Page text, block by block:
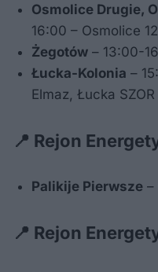
Osmolice Drugie,
16:00 – Osmolice 12
Żegotów – 13:00-
Łucka-Kolonia –
Elmaz, Łucka SZOR
📍 Rejon
Palikije Pierwsze –
📍 Rejon